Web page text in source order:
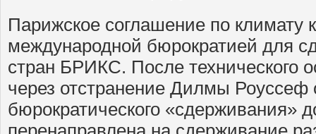
Парижское соглашение по климату
международной бюрократией для
стран БРИКС. После технического
через отстранение Дилмы Роуссеф
бюрократического «сдерживания»